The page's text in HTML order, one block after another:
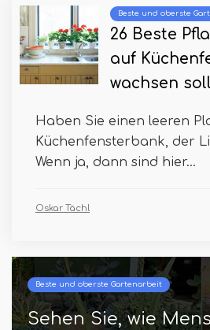
Beste und oberste
26 Beste
auf
wachsen
Haben Sie einen leeren
Küchenfensterbank, der
Wenn ja, dann sind hier...
Oskar Tächl
Beste und oberste Gartenarbeit
Sehen Sie, wie